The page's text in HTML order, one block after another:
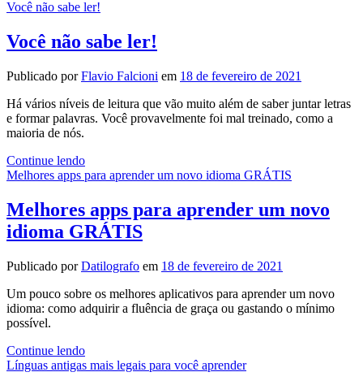
que
Leitura?
–
de
um
Analfabeto
Você não sabe ler!
Você não sabe ler!
Publicado porFlavio Falcioni em 18 de fevereiro de 2021
Há vários níveis de leitura que vão muito além de saber juntar letras
e formar palavras. Você provavelmente foi mal treinado, como a
maioria de nós.
Continue lendoVocê
não
Melhores apps para aprender um novo idioma GRÁTIS
Melhores apps para aprender um novo
idioma GRÁTIS
Publicado porDatilografo em 18 de fevereiro de 2021
Um pouco sobre os melhores aplicativos para aprender um novo
idioma: como adquirir a fluência de graça ou gastando o mínimo
possível.
Continue lendoMelhores
apps
Línguas antigas mais legais para você aprender